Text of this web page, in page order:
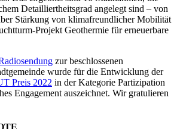
Detailliertheitsgrad angelegt sind – von
Stärkung von klimafreundlicher Mobilität
Projekt Geothermie für erneuerbare
zur beschlossenen
wurde für die Entwicklung der
Preis 2022 in der Kategorie Partizipation
Engagement auszeichnet. Wir gratulieren